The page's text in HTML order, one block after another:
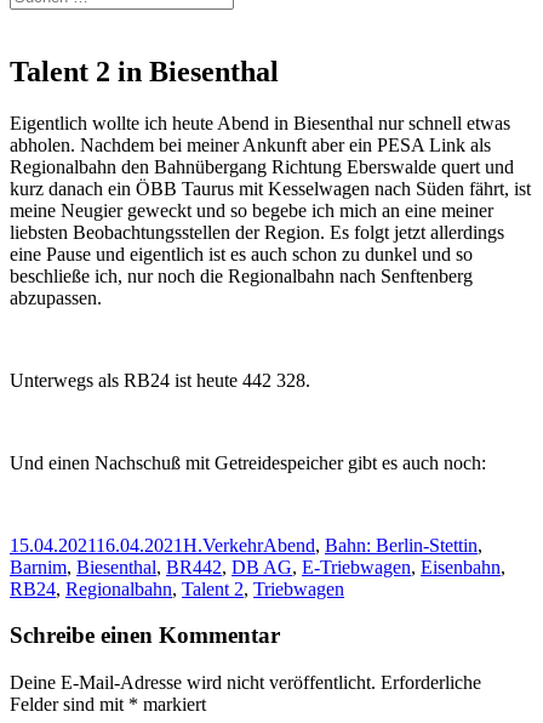
nach:
Talent 2 in Biesenthal
Eigentlich wollte ich heute Abend in Biesenthal nur schnell etwas
abholen. Nachdem bei meiner Ankunft aber ein PESA Link als
Regionalbahn den Bahnübergang Richtung Eberswalde quert und
kurz danach ein ÖBB Taurus mit Kesselwagen nach Süden fährt, ist
meine Neugier geweckt und so begebe ich mich an eine meiner
liebsten Beobachtungsstellen der Region. Es folgt jetzt allerdings
eine Pause und eigentlich ist es auch schon zu dunkel und so
beschließe ich, nur noch die Regionalbahn nach Senftenberg
abzupassen.
Unterwegs als RB24 ist heute 442 328.
Und einen Nachschuß mit Getreidespeicher gibt es auch noch:
Veröffentlicht
am
15.04.202116.04.2021Autor
H.Kategorien
VerkehrSchlagwörter
Abend, Bahn: Berlin-Stettin,
Barnim, Biesenthal, BR442, DB AG, E-Triebwagen, Eisenbahn,
RB24, Regionalbahn, Talent 2, Triebwagen
Schreibe einen Kommentar
Deine E-Mail-Adresse wird nicht veröffentlicht. Erforderliche
Felder sind mit * markiert